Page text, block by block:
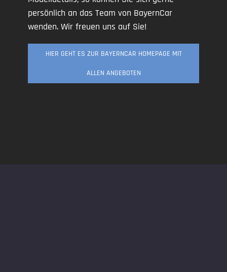
persönlich an das Team von BayernCar
wenden. Wir freuen uns auf Sie!
HIER GEHT ES ZUR BAYERNCAR HOMEPAGE MIT
ALLEN ANGEBOTEN